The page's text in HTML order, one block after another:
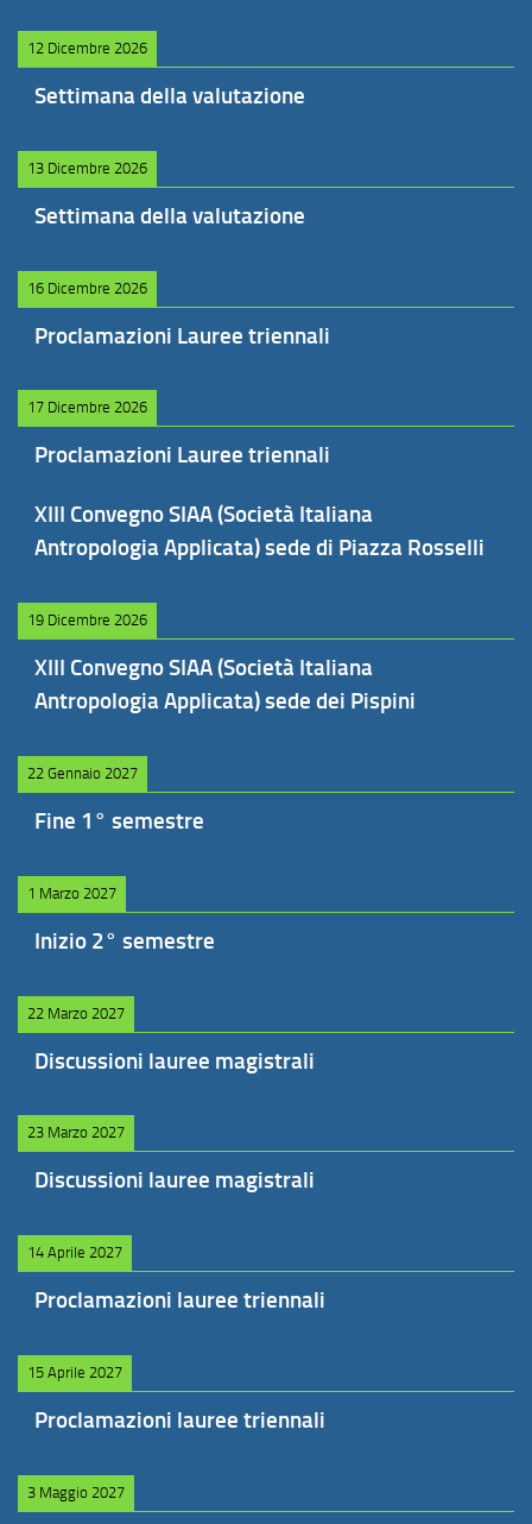
12 Dicembre 2026
Settimana della valutazione
13 Dicembre 2026
Settimana della valutazione
16 Dicembre 2026
Proclamazioni Lauree triennali
17 Dicembre 2026
Proclamazioni Lauree triennali
XIII Convegno SIAA (Società Italiana
Antropologia Applicata) sede di Piazza Rosselli
19 Dicembre 2026
XIII Convegno SIAA (Società Italiana
Antropologia Applicata) sede dei Pispini
22 Gennaio 2027
Fine 1° semestre
1 Marzo 2027
Inizio 2° semestre
22 Marzo 2027
Discussioni lauree magistrali
23 Marzo 2027
Discussioni lauree magistrali
14 Aprile 2027
Proclamazioni lauree triennali
15 Aprile 2027
Proclamazioni lauree triennali
3 Maggio 2027